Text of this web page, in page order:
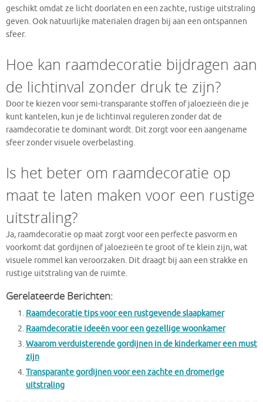
geschikt omdat ze licht doorlaten en een zachte, rustige uitstraling
geven. Ook natuurlijke materialen dragen bij aan een ontspannen
sfeer.
Hoe kan raamdecoratie bijdragen aan
de lichtinval zonder druk te zijn?
Door te kiezen voor semi-transparante stoffen of jaloezieën die je
kunt kantelen, kun je de lichtinval reguleren zonder dat de
raamdecoratie te dominant wordt. Dit zorgt voor een aangename
sfeer zonder visuele overbelasting.
Is het beter om raamdecoratie op
maat te laten maken voor een rustige
uitstraling?
Ja, raamdecoratie op maat zorgt voor een perfecte pasvorm en
voorkomt dat gordijnen of jaloezieën te groot of te klein zijn, wat
visuele rommel kan veroorzaken. Dit draagt bij aan een strakke en
rustige uitstraling van de ruimte.
Gerelateerde Berichten:
Raamdecoratie tips voor een rustgevende slaapkamer
Raamdecoratie ideeën voor een gezellige woonkamer
Waarom verduisterende gordijnen in de kinderkamer een must
zijn
Transparante gordijnen voor een zachte en dromerige
uitstraling